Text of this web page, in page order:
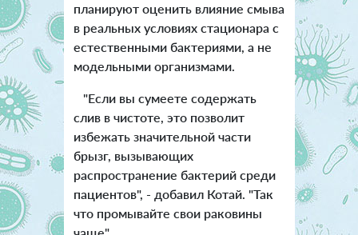
планируют оценить влияние смыва
в реальных условиях стационара с
естественными бактериями, а не
модельными организмами.
"Если вы сумеете содержать
слив в чистоте, это позволит
избежать значительной части
брызг, вызывающих
распространение бактерий среди
пациентов", - добавил Котай. "Так
что промывайте свои раковины